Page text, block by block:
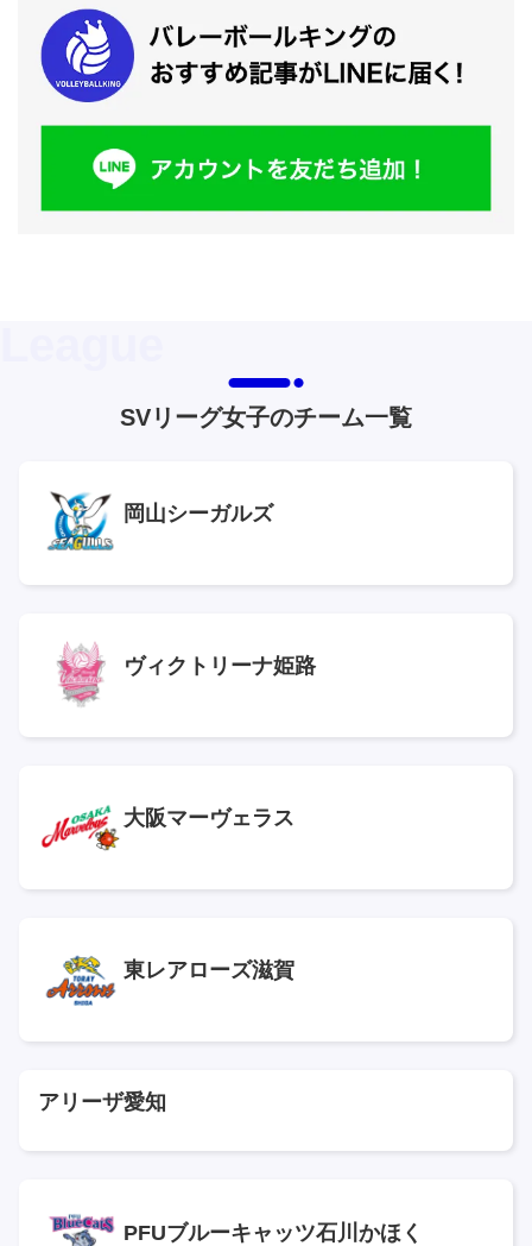
SVリーグ女子のチーム一覧
岡山シーガルズ
ヴィクトリーナ姫路
大阪マーヴェラス
東レアローズ滋賀
アリーザ愛知
PFUブルーキャッツ石川かほく